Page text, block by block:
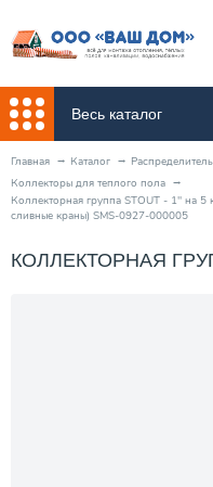
Весь каталог
Главная Каталог
Коллекторы для теплого пола
Коллекторная группа STOUT - 1" на
сливные краны) SMS-0927-000005
КОЛЛЕКТОРНАЯ